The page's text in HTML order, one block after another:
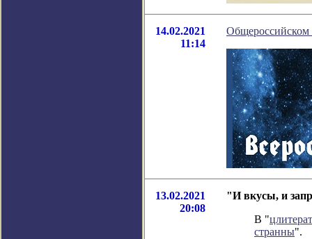
14.02.2021
11:14
Общероссийском
13.02.2021
20:08
"И вкусы, и
В "
странны".